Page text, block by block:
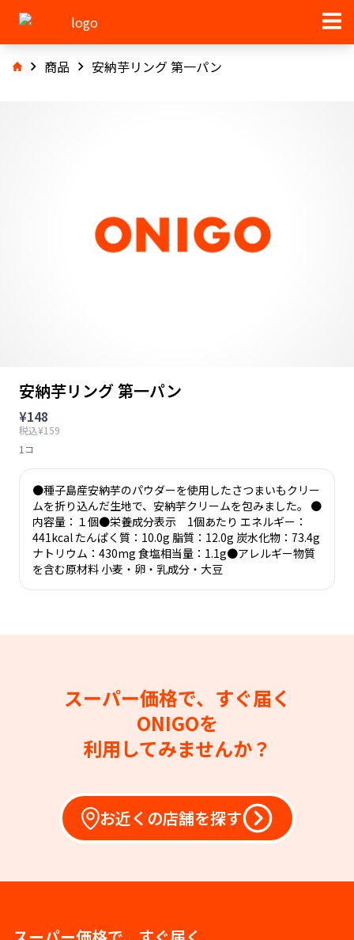
商品 安納芋リング 第一パン
安納芋リング 第一パン
¥148
税込¥159
1コ
●種子島産安納芋のパウダーを使用したさつまいもクリー
ムを折り込んだ生地で、安納芋クリームを包みました。 ●
内容量：１個●栄養成分表示 1個あたり エネルギー：
441kcal たんぱく質：10.0g 脂質：12.0g 炭水化物：73.4g
ナトリウム：430mg 食塩相当量：1.1g●アレルギー物質
を含む原材料 小麦・卵・乳成分・大豆
スーパー価格で、すぐ届く
ONIGOを
利用してみませんか？
お近くの店舗を探す